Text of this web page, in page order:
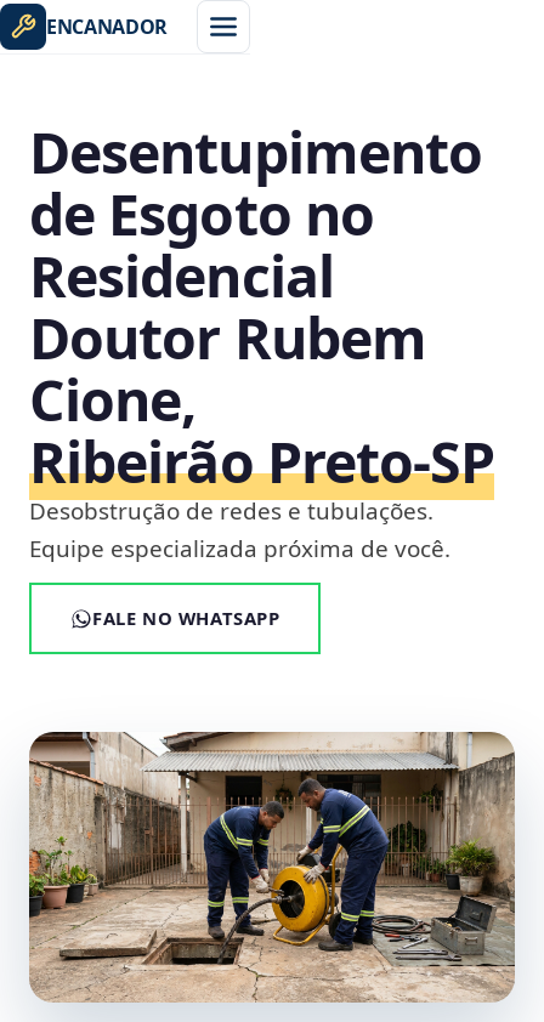
ENCANADOR
Desentupimento
de Esgoto no
Residencial
Doutor Rubem
Cione,
Ribeirão Preto‑SP
Desobstrução de redes e tubulações.
Equipe especializada próxima de você.
FALE NO WHATSAPP